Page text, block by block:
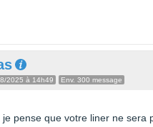
2025 à 14h49 Env. 300 message
pense que votre liner ne sera